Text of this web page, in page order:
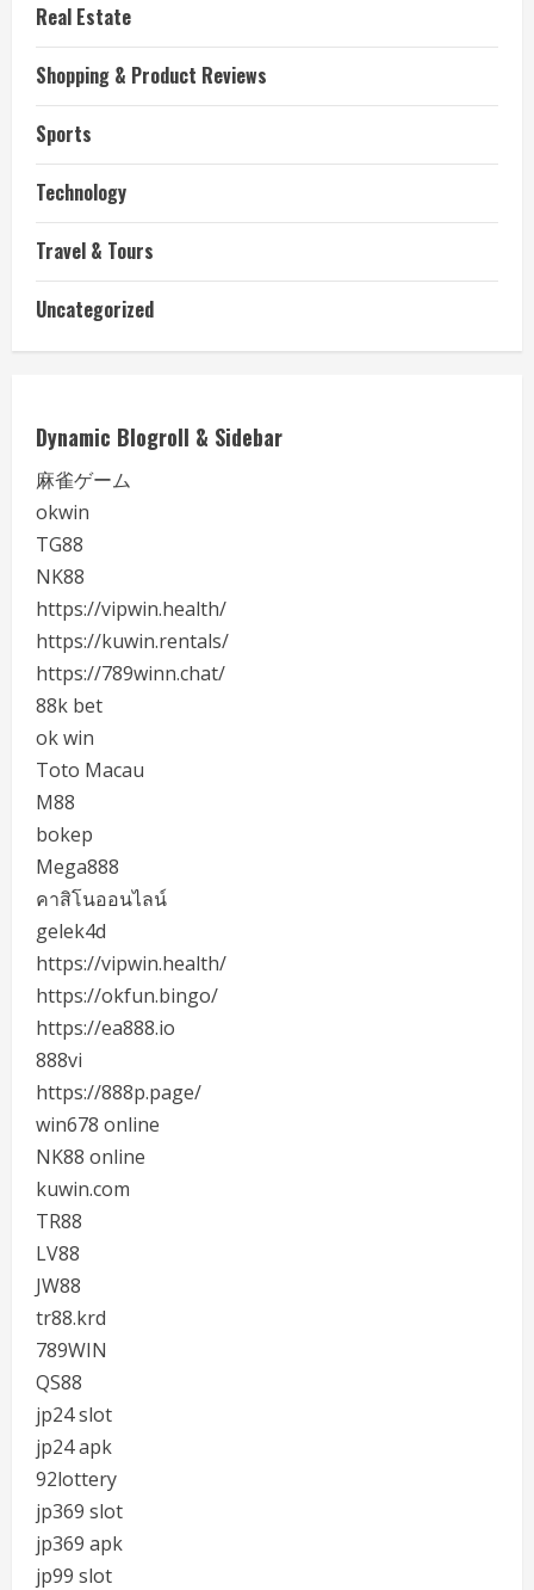
Real Estate
Shopping & Product Reviews
Sports
Technology
Travel & Tours
Uncategorized
Dynamic Blogroll & Sidebar
麻雀ゲーム
okwin
TG88
NK88
https://vipwin.health/
https://kuwin.rentals/
https://789winn.chat/
88k bet
ok win
Toto Macau
M88
bokep
Mega888
คาสิโนออนไลน์
gelek4d
https://vipwin.health/
https://okfun.bingo/
https://ea888.io
888vi
https://888p.page/
win678 online
NK88 online
kuwin.com
TR88
LV88
JW88
tr88.krd
789WIN
QS88
jp24 slot
jp24 apk
92lottery
jp369 slot
jp369 apk
jp99 slot